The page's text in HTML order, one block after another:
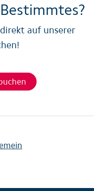
auf unserer